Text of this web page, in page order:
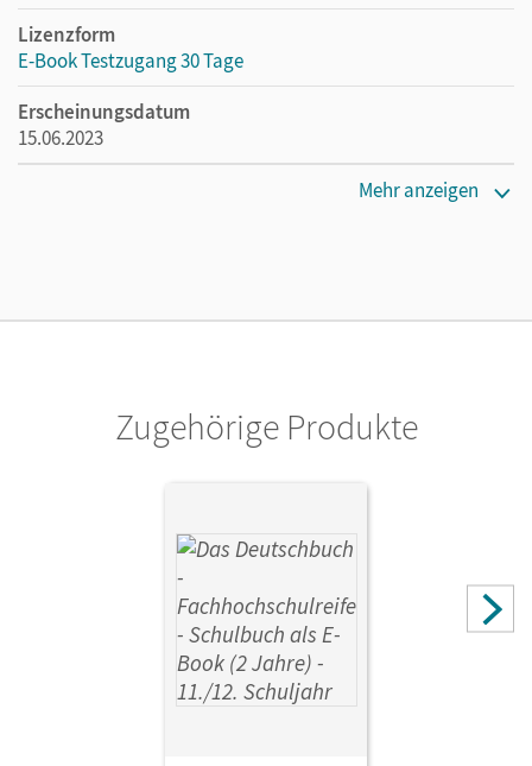
Lizenzform
E-Book Testzugang 30 Tage
Erscheinungsdatum
15.06.2023
Mehr anzeigen
Zugehörige Produkte